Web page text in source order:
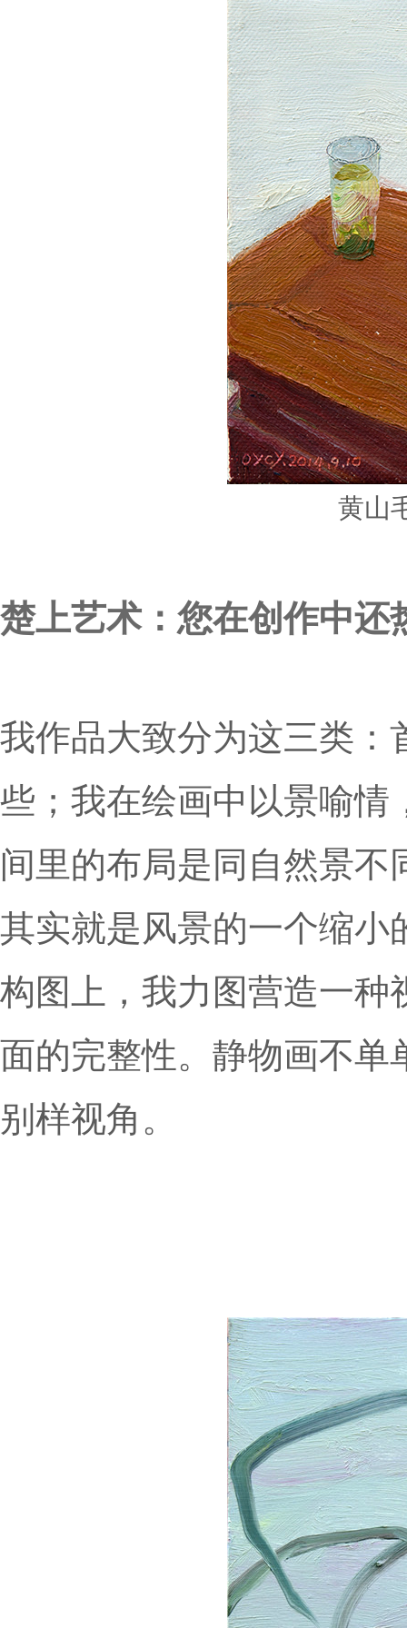
黄山
楚上艺术：您在创作中还
我作品大致分为这三类：
些；我在绘画中以景喻情
间里的布局是同自然景
其实就是风景的一个缩小
构图上，我力图营造一种
面的完整性。静物画不单
别样视角。